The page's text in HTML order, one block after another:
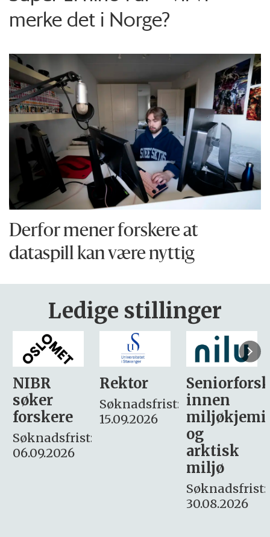
merke det i Norge?
Derfor mener forskere at
dataspill kan være nyttig
Ledige stillinger
Rektor
Søknadsfrist:
15.09.2026
Seniorforsker
innen
miljøkjemi
søker
– fast
Søknadsfrist:
16. august.